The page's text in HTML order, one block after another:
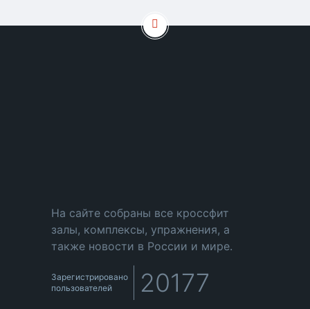
На сайте собраны все кроссфит
залы, комплексы, упражнения, а
также новости в России и мире.
Зарегистрировано
пользователей
20177